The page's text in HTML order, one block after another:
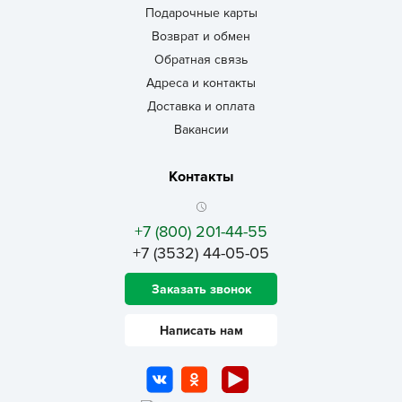
Подарочные карты
Возврат и обмен
Обратная связь
Адреса и контакты
Доставка и оплата
Вакансии
Контакты
+7 (800) 201-44-55
+7 (3532) 44-05-05
Заказать звонок
Написать нам